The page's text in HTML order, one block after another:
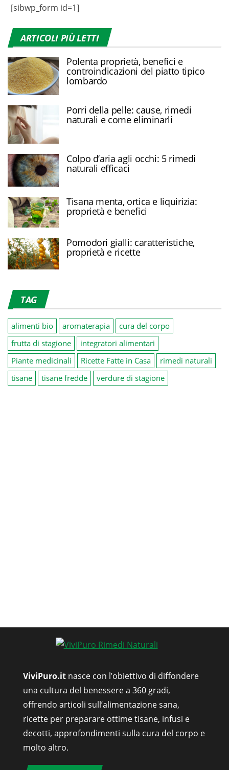
[sibwp_form id=1]
ARTICOLI PIÙ LETTI
Polenta proprietà, benefici e
controindicazioni del piatto tipico
lombardo
Porri della pelle: cause, rimedi
naturali e come eliminarli
Colpo d’aria agli occhi: 5 rimedi
naturali efficaci
Tisana menta, ortica e liquirizia:
proprietà e benefici
Pomodori gialli: caratteristiche,
proprietà e ricette
TAG
alimenti bio aromaterapia
cura del corpo
frutta di stagione
integratori alimentari
Piante medicinali
Ricette Fatte in Casa
rimedi naturali
tisane
tisane fredde verdure di stagione
ViviPuro.it nasce con l’obiettivo di diffondere
una cultura del benessere a 360 gradi,
offrendo articoli sull’alimentazione sana,
ricette per preparare ottime tisane, infusi e
decotti, approfondimenti sulla cura del corpo e
molto altro.